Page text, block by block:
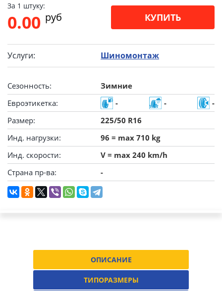
За 1 штуку:
0.00 pуб КУПИТЬ
Услуги: Шиномонтаж
Сезонность:
Зимние
Евроэтикетка:
- -
-
Размер:
225/50 R16
Инд. нагрузки:
96 = max 710 kg
Инд. скорости:
V = max 240 km/h
Страна пр-ва:
-
ОПИСАНИЕ
ТИПОРАЗМЕРЫ